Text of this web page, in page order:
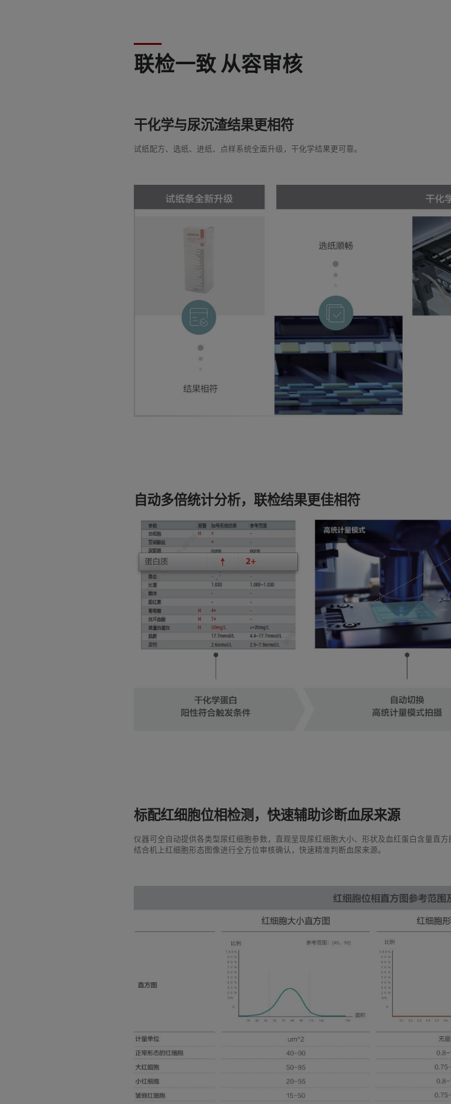
联检一致 从容审核
干化学与尿沉渣结果更相符
试纸配方、选纸、进纸、点样系统全面升级，干化学结果更可靠。
自动多倍统计分析，联检结果更佳相符
标配红细胞位相检测，快速辅助诊断血尿来源
仪器可全自动提供各类型尿红细胞参数，直观呈现尿红细胞大小、形状及血红蛋白含量直
结合机上红细胞形态图像进行全方位审核确认，快速精准判断血尿来源。